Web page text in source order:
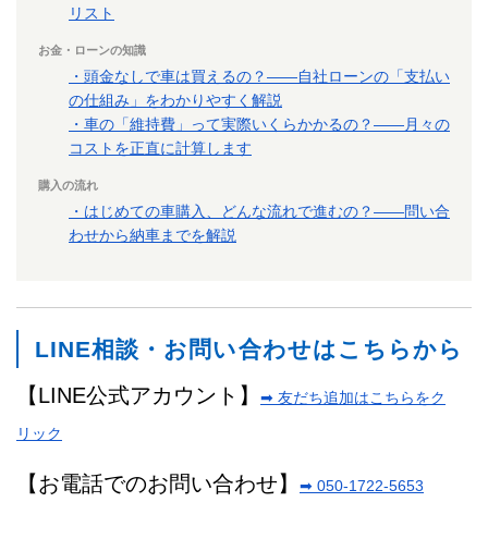
リスト
お金・ローンの知識
・頭金なしで車は買えるの？——自社ローンの「支払い
の仕組み」をわかりやすく解説
・車の「維持費」って実際いくらかかるの？——月々の
コストを正直に計算します
購入の流れ
・はじめての車購入、どんな流れで進むの？——問い合
わせから納車までを解説
LINE相談・お問い合わせはこちらから
【LINE公式アカウント】 ➡ 友だち追加はこちらをク
リック
【お電話でのお問い合わせ】 ➡ 050-1722-5653